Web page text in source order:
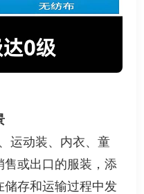
运动装、内衣、童
或出口的服装，添
储存和运输过程中发